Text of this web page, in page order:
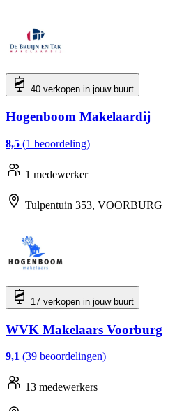
40 verkopen in jouw buurt
Hogenboom Makelaardij
8,5 (1 beoordeling)
1 medewerker
Tulpentuin 353, VOORBURG
17 verkopen in jouw buurt
WVK Makelaars Voorburg
9,1 (39 beoordelingen)
13 medewerkers